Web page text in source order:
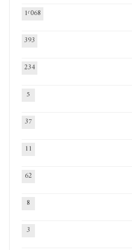
1٬068
393
234
5
37
11
62
8
3